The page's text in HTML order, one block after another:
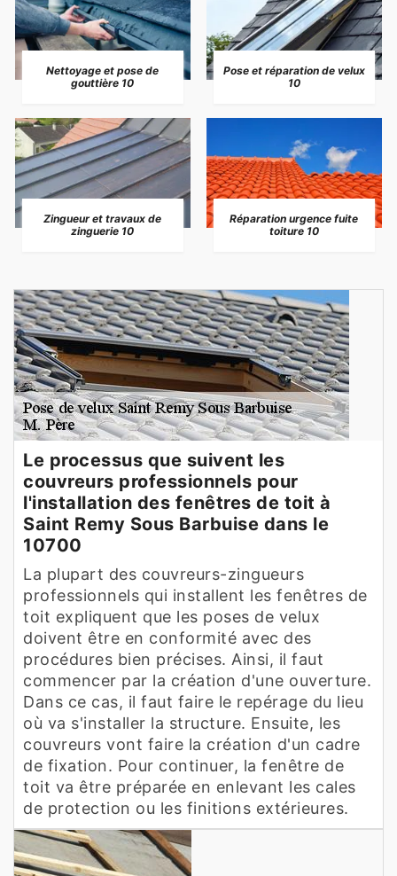
Nettoyage et pose de
gouttière 10
Pose et réparation de velux
10
Zingueur et travaux de
zinguerie 10
Réparation urgence fuite
toiture 10
Le processus que suivent les
couvreurs professionnels pour
l'installation des fenêtres de toit à
Saint Remy Sous Barbuise dans le
10700
La plupart des couvreurs-zingueurs
professionnels qui installent les fenêtres de
toit expliquent que les poses de velux
doivent être en conformité avec des
procédures bien précises. Ainsi, il faut
commencer par la création d'une ouverture.
Dans ce cas, il faut faire le repérage du lieu
où va s'installer la structure. Ensuite, les
couvreurs vont faire la création d'un cadre
de fixation. Pour continuer, la fenêtre de
toit va être préparée en enlevant les cales
de protection ou les finitions extérieures.